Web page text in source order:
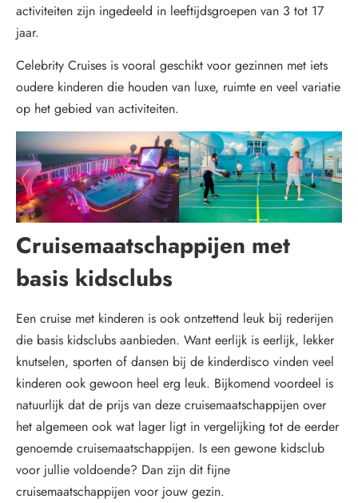
activiteiten zijn ingedeeld in leeftijdsgroepen van 3 tot 17
jaar.
Celebrity Cruises is vooral geschikt voor gezinnen met iets
oudere kinderen die houden van luxe, ruimte en veel variatie
op het gebied van activiteiten.
Cruisemaatschappijen met
basis kidsclubs
Een cruise met kinderen is ook ontzettend leuk bij rederijen
die basis kidsclubs aanbieden. Want eerlijk is eerlijk, lekker
knutselen, sporten of dansen bij de kinderdisco vinden veel
kinderen ook gewoon heel erg leuk. Bijkomend voordeel is
natuurlijk dat de prijs van deze cruisemaatschappijen over
het algemeen ook wat lager ligt in vergelijking tot de eerder
genoemde cruisemaatschappijen. Is een gewone kidsclub
voor jullie voldoende? Dan zijn dit fijne
cruisemaatschappijen voor jouw gezin.